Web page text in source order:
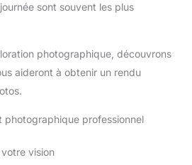
sont souvent les plus
photographique, découvrons
aideront à obtenir un rendu
photographique professionnel
vision